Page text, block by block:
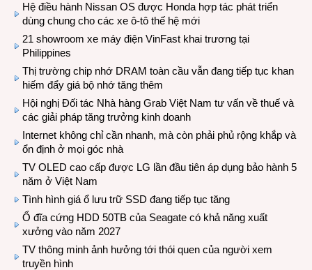
Hệ điều hành Nissan OS được Honda hợp tác phát triển
dùng chung cho các xe ô-tô thế hệ mới
21 showroom xe máy điện VinFast khai trương tại
Philippines
Thị trường chip nhớ DRAM toàn cầu vẫn đang tiếp tục khan
hiếm đẩy giá bộ nhớ tăng thêm
Hội nghị Đối tác Nhà hàng Grab Việt Nam tư vấn về thuế và
các giải pháp tăng trưởng kinh doanh
Internet không chỉ cần nhanh, mà còn phải phủ rộng khắp và
ổn định ở mọi góc nhà
TV OLED cao cấp được LG lần đầu tiên áp dụng bảo hành 5
năm ở Việt Nam
Tình hình giá ổ lưu trữ SSD đang tiếp tục tăng
Ổ đĩa cứng HDD 50TB của Seagate có khả năng xuất
xưởng vào năm 2027
TV thông minh ảnh hưởng tới thói quen của người xem
truyền hình